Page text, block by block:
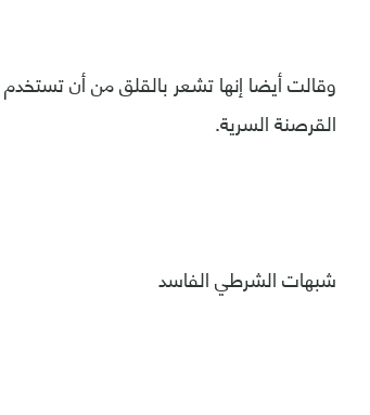
وقالت أيضا إنها تشعر بالقلق من أن
القرصنة السرية.
شبهات الشرطي الفاسد